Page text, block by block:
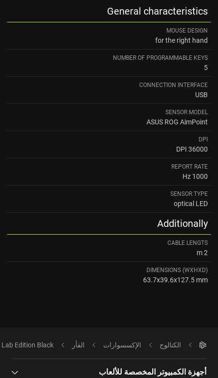
General characteristics
MOUSE DESIGN
for the right hand
NUMBER OF PROGRAMMABLE KEYS
5
CONNECTION INTERFACE
USB
SENSOR MODEL
ASUS ROG AimPoint
DPI
36000 DPI
REPORT RATE
1000 Hz
SENSOR TYPE
optical LED
Additionally
CABLE LENGTS
2 m
DIMENSIONS (WXHXD)
63.7x39.6x127.5 mm
الكتالوج الإكسسوارات الفأر Lab Edition Black
أجهزة الكمبيوتر المخصصة للألعاب